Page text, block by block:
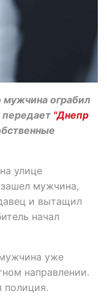
мужчина ограбил
передает "Днепр
улице
мужчина,
и вытащил
начал
уже
направлении.
полиция.